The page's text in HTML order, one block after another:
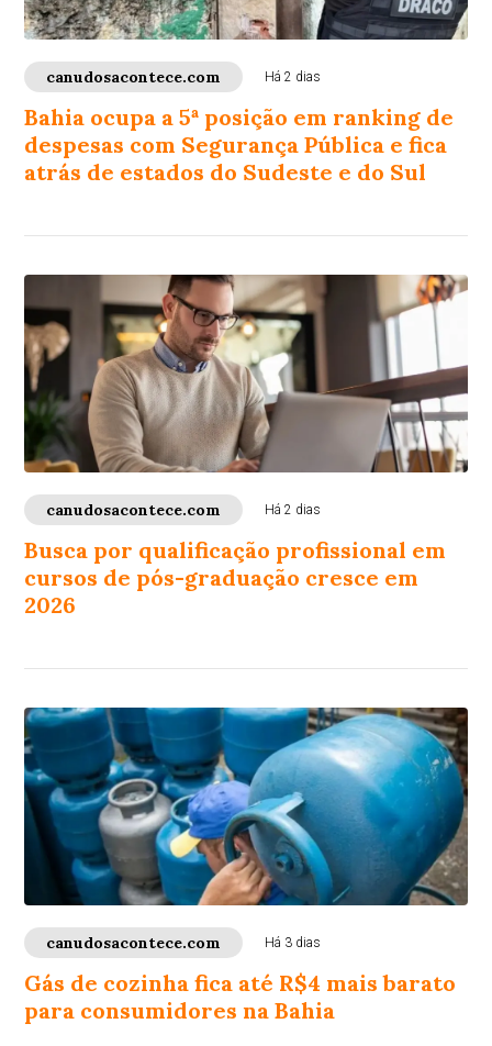
canudosacontece.com Há 2 dias
Bahia ocupa a 5ª posição em ranking de
despesas com Segurança Pública e fica
atrás de estados do Sudeste e do Sul
canudosacontece.com Há 2 dias
Busca por qualificação profissional em
cursos de pós-graduação cresce em
2026
canudosacontece.com Há 3 dias
Gás de cozinha fica até R$4 mais barato
para consumidores na Bahia